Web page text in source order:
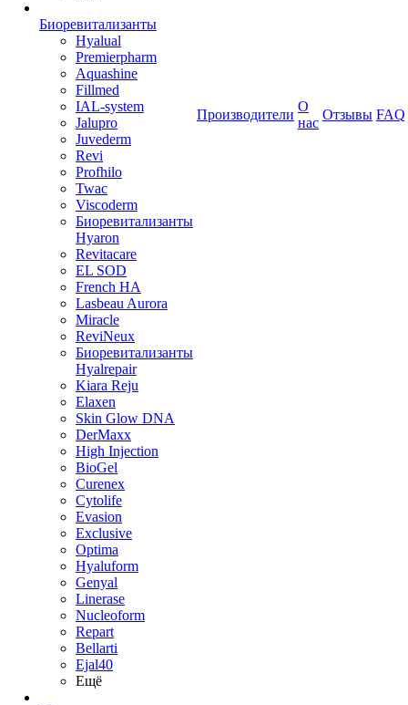
Биоревитализанты
Hyalual
Premierpharm
Aquashine
Fillmed
IAL-system
Jalupro
Juvederm
Revi
Profhilo
Twac
Viscoderm
Биоревитализанты
Hyaron
Revitacare
EL SOD
French HA
Lasbeau Aurora
Miracle
ReviNeux
Биоревитализанты
Hyalrepair
Kiara Reju
Elaxen
Skin Glow DNA
DerMaxx
High Injection
BioGel
Curenex
Cytolife
Evasion
Exclusive
Optima
Hyaluform
Genyal
Linerase
Nucleoform
Repart
Bellarti
Ejal40
Ещё
Производители
О
нас
Отзывы FAQ